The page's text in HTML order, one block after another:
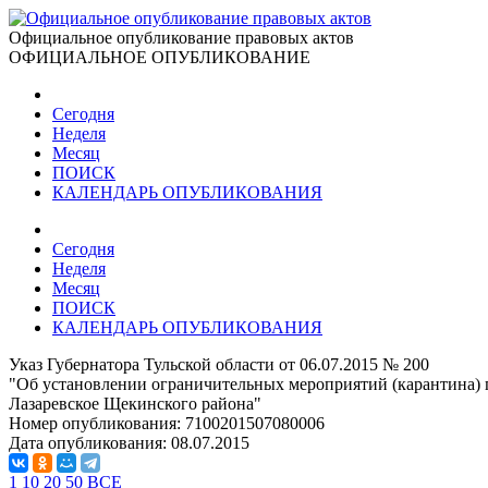
Официальное опубликование правовых актов
ОФИЦИАЛЬНОЕ ОПУБЛИКОВАНИЕ
Сегодня
Неделя
Месяц
ПОИСК
КАЛЕНДАРЬ ОПУБЛИКОВАНИЯ
Сегодня
Неделя
Месяц
ПОИСК
КАЛЕНДАРЬ ОПУБЛИКОВАНИЯ
Указ Губернатора Тульской области от 06.07.2015 № 200
"Об установлении ограничительных мероприятий
Лазаревское Щекинского района"
Номер опубликования: 7100201507080006
Дата опубликования: 08.07.2015
1 10 20 50 ВСЕ